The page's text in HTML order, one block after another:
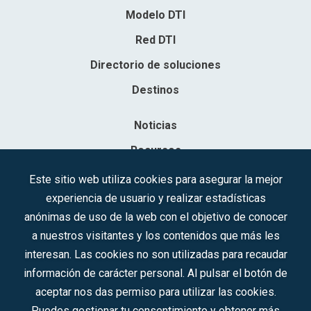
Modelo DTI
Red DTI
Directorio de soluciones
Destinos
Noticias
Recursos
Contacto
Sociedad Mercantil Estatal para la Gestión de la Innovación y las
Inscrita en el R.M. de Madrid, T, 12593, Se. 8, F. 129, H. 201.307.
C.I.F.: A-81/874.984
Síguenos en redes sociales:
Este sitio web utiliza cookies para asegurar la mejor
experiencia de usuario y realizar estadísticas
anónimas de uso de la web con el objetivo de conocer
a nuestros visitantes y los contenidos que más les
interesan. Las cookies no son utilizadas para recaudar
información de carácter personal. Al pulsar el botón de
aceptar nos das permiso para utilizar las cookies.